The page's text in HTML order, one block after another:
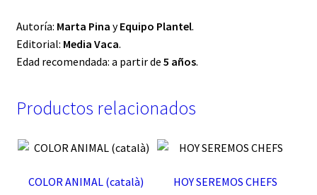
Autoría: Marta Pina yEquipo Plantel.
Editorial: Media Vaca.
Edad recomendada: a partir de 5 años.
Productos relacionados
COLOR ANIMAL (català)
HOY SEREMOS CHEFS